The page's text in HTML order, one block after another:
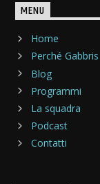
MENU
Home
Perché Gabbris
Blog
Programmi
La squadra
Podcast
Contatti